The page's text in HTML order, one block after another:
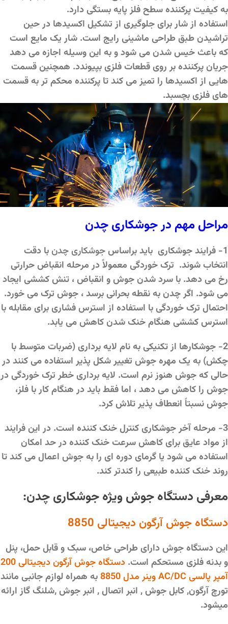
به کیفیت پرکننده سطح فلز پایه بستگی دارد.
استفاده از شار برای جلوگیری از تشکیل اکسیدها در حین
تراشیدن طبق طراحی ماشینی رایج است. شار یک مایع است
که باعث خیس شدن می شود و به این وسیله اجازه می دهد
جریان پرکننده بر روی قطعات فلزی بپیوندد. همچنین قسمت
هایی از اکسیدها را تمیز می کند تا پرکننده محکم تر به قسمت
های فلزی بچسبد.
مراحل مهم در جوشکاری چدن
1- فرایند جوشکاری باید براساس جوشکاری چدنبا دقت
انتخاب شوند. ترک خوردگی معمولاً در مرحله انقباض حرارتی
رخ می دهد. با سرد شدن جوش و انقباض ، تنش کششی ایجاد
می شود. اگر چدن به نقطه بحرانی برسد ، جوش ترک می خورد.
احتمال ترک خوردگی با استفاده از استرس فشاری برای مقابله با
استرس کششی هنگام خنک شدن کاهش می یابد.
2- جوشکارها از تکنیکی به نام لایه برداری (ضربات متوسط ​​با
چکش) به یک مهره جوش تغییر شکل پذیر استفاده می کنند در
حالی که جوش هنوز نرم است. لایه برداری خطر ترک خوردگی در
جوش را کاهش می دهد ، اما فقط باید در هنگام کار با فلز،
جوش نسبتاً انعطاف پذیر تلاش کرد.
3- مرحله آخر جوشکاری کنترل خنک کننده است. در این فرایند
از مواد عایق برای کاهش سرعت خنک کننده در حد امکان
استفاده می شود یا گرمای دوره ای را به جوش اعمال می کند تا
روند خنک کننده طبیعی را کندتر کند.
معرفی دستگاه جوش ویژه جوشکاری چدن:
دستگاه جوش آرگون دیجیتالی 8850
این دستگاه جوش دارای طراحی خاص، سبک و قابل حمل، پنل
و بدنه فلزی مستحکم است.
دستگاه جوش آرگون دیجیتالی 200
آمپر پالسی AC/DC وینر مدل 8850
به همراه لوازم جانبی مانند
تورچ آرگون, کابل جوش , انبر اتصال , انبر جوش ,شلنگ گاز ارائه
میشود.